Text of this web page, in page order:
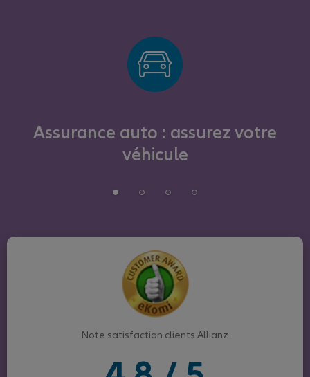
Assurance auto : assurez votre
véhicule
Note satisfaction clients Allianz